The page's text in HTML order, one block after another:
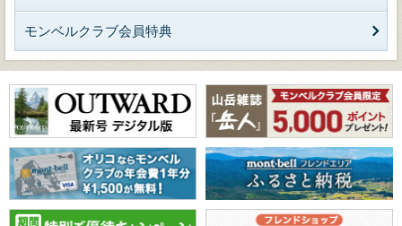
モンベルクラブ会員特典